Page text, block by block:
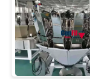
CONTROL
DE
CALIDAD
del